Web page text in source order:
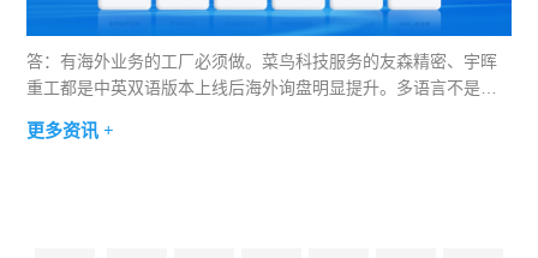
答：有海外业务的工厂必须做。菜鸟科技服务的友森精密、宇晖
重工都是中英双语版本上线后海外询盘明显提升。多语言不是简
案。小语种市场（如东南亚、中东）建议至少做英文版覆盖，预
更多资讯 +